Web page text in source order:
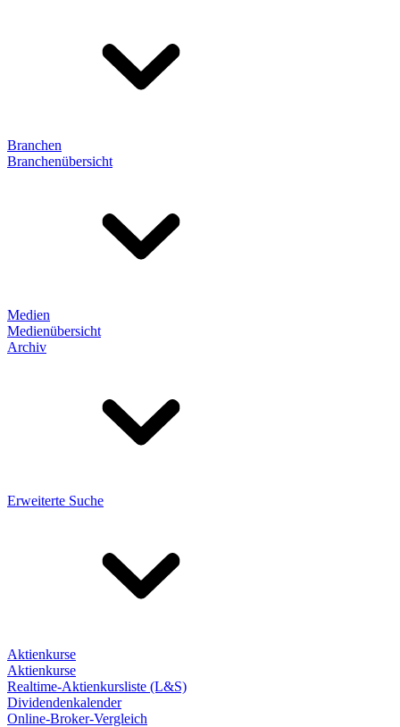
Branchen
Branchenübersicht
Medien
Medienübersicht
Archiv
Erweiterte Suche
Aktienkurse
Aktienkurse
Realtime-Aktienkursliste (L&S)
Dividendenkalender
Online-Broker-Vergleich